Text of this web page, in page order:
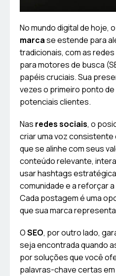
No mundo digital de hoje, o
marcase estende para
tradicionais, com as
para motores de busca
papéis cruciais. Sua
vezes o primeiro ponto
potenciais clientes.
Nas redes sociais, o
criar uma voz consistente
que se alinhe com seus
conteúdo relevante,
usar hashtags
comunidade e a reforçar
Cada postagem é uma
que sua marca
OSEO, por outro lado,
seja encontrada quando
por soluções que você
palavras-chave certas